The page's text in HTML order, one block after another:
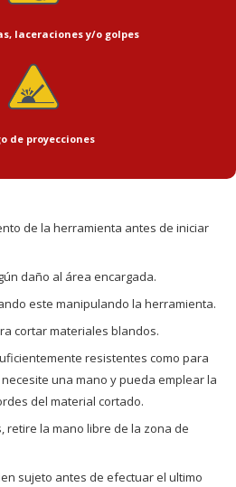
laceraciones y/o golpes
de proyecciones
de la herramienta antes de iniciar
daño al área encargada.
este manipulando la herramienta.
cortar materiales blandos.
resistentes como para
una mano y pueda emplear la
del material cortado.
retire la mano libre de la zona de
sujeto antes de efectuar el ultimo